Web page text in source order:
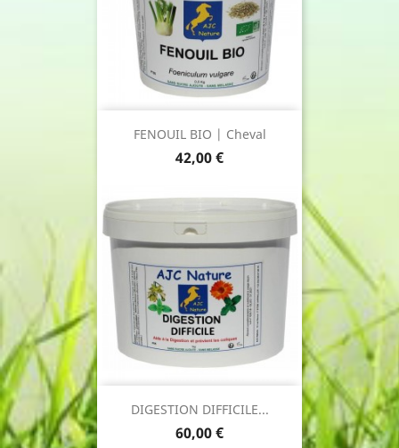
FENOUIL BIO | Cheval
Prix
42,00 €
DIGESTION DIFFICILE...
Prix
60,00 €